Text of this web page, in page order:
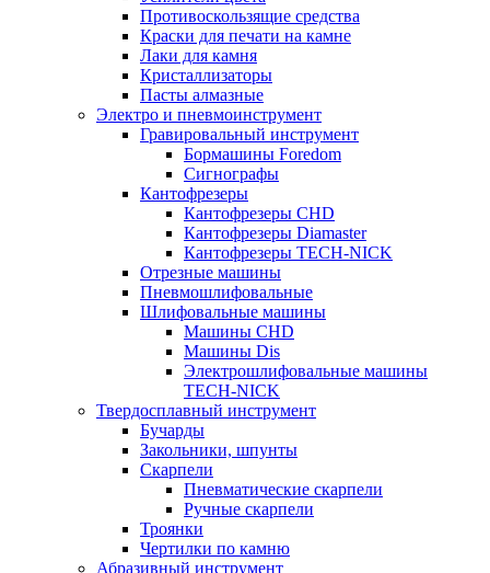
Противоскользящие средства
Краски для печати на камне
Лаки для камня
Кристаллизаторы
Пасты алмазные
Электро и пневмоинструмент
Гравировальный инструмент
Бормашины Foredom
Сигнографы
Кантофрезеры
Кантофрезеры CHD
Кантофрезеры Diamaster
Кантофрезеры TECH-NICK
Отрезные машины
Пневмошлифовальные
Шлифовальные машины
Машины CHD
Машины Dis
Электрошлифовальные машины
TECH-NICK
Твердосплавный инструмент
Бучарды
Закольники, шпунты
Скарпели
Пневматические скарпели
Ручные скарпели
Троянки
Чертилки по камню
Абразивный инструмент